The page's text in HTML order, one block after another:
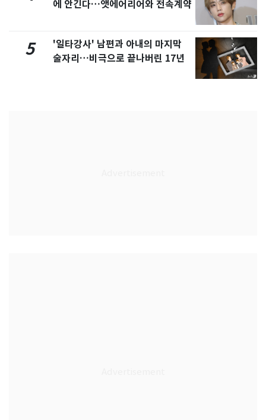
에 안긴다…앳에어리어와 전속계약
5
'일타강사' 남편과 아내의 마지막
술자리…비극으로 끝나버린 17년